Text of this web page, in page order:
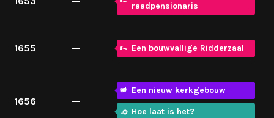
raadpensionaris
1655 Een bouwvallige Ridderzaal
1656
Een nieuw kerkgebouw
Hoe laat is het?